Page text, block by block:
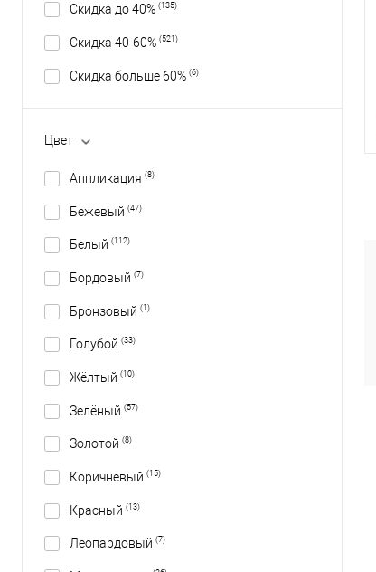
Скидка до 40% (135)
Скидка 40-60% (521)
Скидка больше 60% (6)
Цвет
Аппликация (8)
Бежевый (47)
Белый (112)
Бордовый (7)
Бронзовый (1)
Голубой (33)
Жёлтый (10)
Зелёный (57)
Золотой (8)
Коричневый (15)
Красный (13)
Леопардовый (7)